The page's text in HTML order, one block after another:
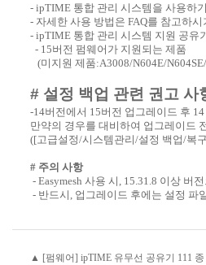
- ipTIME 통합 관리 시스템을 사용하
- 자세한 사용 방법은 FAQ를 참고하시
- ipTIME 통합 관리 시스템 지원 공유
- 15버전 펌웨어가 지원되는 제품
(미지원 제품:A3008/N604E/
# 설정 백업 관련 권고 사
-14버전에서 15버전 업그레이드 후
만약의 경우를 대비하여 업그레이드
([고급설정/시스템관리/설정 백업/복
# 주의 사항
- Easymesh 사용 시, 15.31.8 이상 버
- 반드시, 업그레이드 후에는 설정 파
▲ [펌웨어] ipTIME 유무선 공유기 111 종